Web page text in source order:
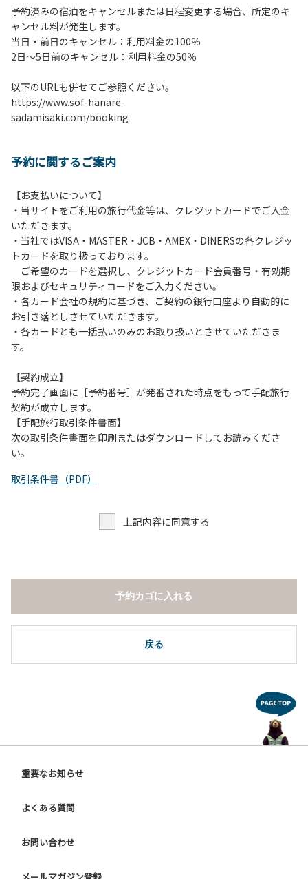
す。
2.施設内は土間スペースを含めてすべてのエリアが禁煙で
す。喫煙される方は屋外にて携帯灰皿等ご持参のうえ喫煙く
ださい。
ご予約したお客様以外の宿泊、異なる人数での利用・滞在は
お断りさせていただきます。
4.当施設の許可なく営業行為やご宿泊以外の目的でのご利用
6.敷地内の地面での直火によるBBQ等はご遠慮願います。
たします。
8.施設内外で騒ぎたてることは固く禁止させていただきま
す。
予約済みの宿泊をキャンセルまたは日程変更する場合、所定のキ
ャンセル料が発生します。
当日・前日のキャンセル：利用料金の100％
​2日～5日前のキャンセル：利用料金の50％
以下のURLも併せてご参照ください。
https://www.sof-hanare-
sadamisaki.com/booking
予約に関するご案内
【お支払いについて】
・当サイトをご利用の旅行代金等は、クレジットカードでご入金
いただきます。
・当社ではVISA・MASTER・JCB・AMEX・DINERSの各クレジッ
トカードを取り扱っております。
ご希望のカードを選択し、クレジットカード会員番号・有効期
限およびセキュリティコードをご入力ください。
・各カード会社の規約に基づき、ご契約の銀行口座より自動的に
お引き落としさせていただきます。
・各カードとも一括払いのみのお取り扱いとさせていただきま
す。
【契約成立】
予約完了画面に［予約番号］が発番された時点をもって手配旅行
契約が成立します。
【手配旅行取引条件書面】
次の取引条件書面を印刷またはダウンロードしてお読みくださ
い。
取引条件書（PDF）
上記内容に同意する
戻る
予約カゴに入れる
重要なお知らせ
よくある質問
お問い合わせ